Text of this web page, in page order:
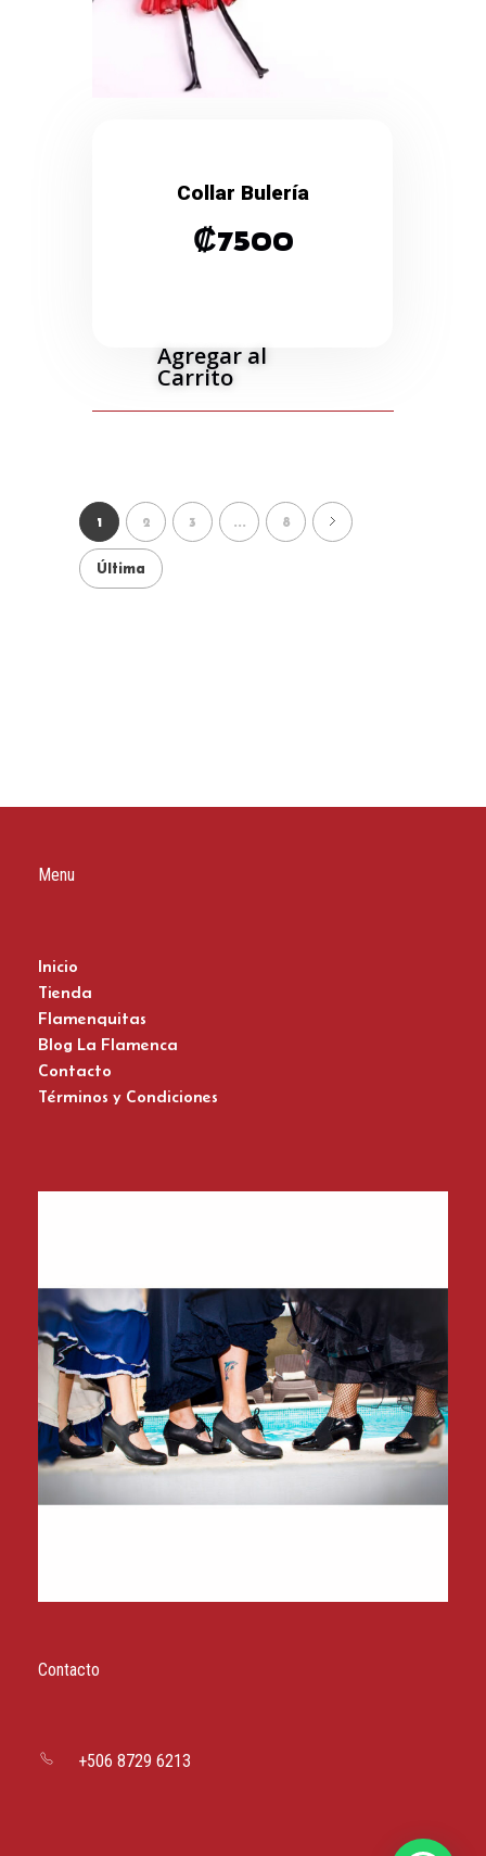
Collar Bulería
₡7500
Agregar al
Carrito
1 2 3 ... 8
Última
Menu
Inicio
Tienda
Flamenquitas
Blog La Flamenca
Contacto
Términos y Condiciones
Zapatos del Flamenco
Contacto
+506 8729 6213